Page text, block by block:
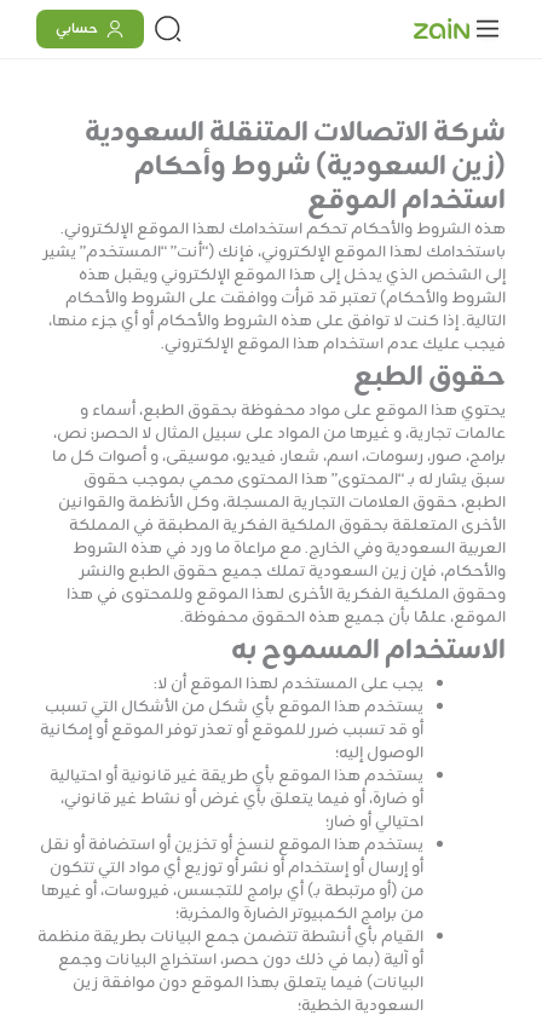
content
حسابي
شركة الاتصالات المتنقلة السعودية
(زين السعودية) شروط وأحكام
استخدام الموقع
هذه الشروط والأحكام تحكم استخدامك لهذا الموقع الإلكتروني.
باستخدامك لهذا الموقع الإلكتروني، فإنك (“أنت” “المستخدم” يشير
إلى الشخص الذي يدخل إلى هذا الموقع الإلكتروني ويقبل هذه
الشروط والأحكام) تعتبر قد قرأت ووافقت على الشروط والأحكام
التالية. إذا كنت لا توافق على هذه الشروط والأحكام أو أي جزء منها،
فيجب عليك عدم استخدام هذا الموقع الإلكتروني.
حقوق الطبع
يحتوي هذا الموقع على مواد محفوظة بحقوق الطبع، أسماء و
عالمات تجارية، و غيرها من المواد على سبيل المثال لا الحصر; نص،
برامج، صور، رسومات، اسم، شعار، فيديو، موسيقى، و أصوات كل ما
سبق يشار له بـ “المحتوى” هذا المحتوى محمي بموجب حقوق
الطبع، حقوق العلامات التجارية المسجلة، وكل الأنظمة والقوانين
الأخرى المتعلقة بحقوق الملكية الفكرية المطبقة في المملكة
العربية السعودية وفي الخارج. مع مراعاة ما ورد في هذه الشروط
والأحكام، فإن زين السعودية تملك جميع حقوق الطبع والنشر
وحقوق الملكية الفكرية الأخرى لهذا الموقع وللمحتوى في هذا
الموقع، علمًا بأن جميع هذه الحقوق محفوظة.
الاستخدام المسموح به
يجب على المستخدم لهذا الموقع أن لا:
يستخدم هذا الموقع بأي شكل من الأشكال التي تسبب
أو قد تسبب ضرر للموقع أو تعذر توفر الموقع أو إمكانية
الوصول إليه؛
يستخدم هذا الموقع بأي طريقة غير قانونية أو احتيالية
أو ضارة، أو فيما يتعلق بأي غرض أو نشاط غير قانوني،
احتيالي أو ضار؛
يستخدم هذا الموقع لنسخ أو تخزين أو استضافة أو نقل
أو إرسال أو إستخدام أو نشر أو توزيع أي مواد التي تتكون
من (أو مرتبطة بـ) أي برامج للتجسس، فيروسات، أو غيرها
من برامج الكمبيوتر الضارة والمخربة؛
القيام بأي أنشطة تتضمن جمع البيانات بطريقة منظمة
أو آلية (بما في ذلك دون حصر، استخراج البيانات وجمع
البيانات) فيما يتعلق بهذا الموقع دون موافقة زين
السعودية الخطية؛